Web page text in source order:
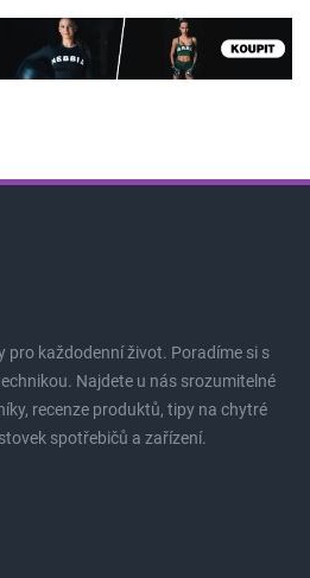
pro každodenní život. Poradíme si s
Najdete u nás srozumitelné
recenze produktů, tipy na chytré
spotřebičů a zařízení.